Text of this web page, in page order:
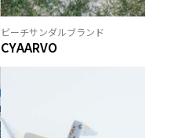
ビーチサンダルブランド
CYAARVO